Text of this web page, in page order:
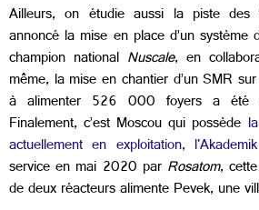
Ailleurs, on étudie aussi la piste
annoncé la mise en place d’un système
champion national Nuscale, en
même, la mise en chantier d’un SMR
à alimenter 526 000 foyers a été
Finalement, c’est Moscou qui possède
actuellement en exploitation,
service en mai 2020 par Rosatom,
de deux réacteurs alimente Pevek, une